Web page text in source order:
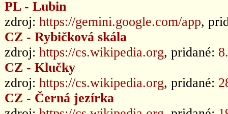
PL - Lubin
zdroj: https://gemini.google.com/app,
CZ - Rybičková skála
zdroj: https://cs.wikipedia.org, pridané:
CZ - Klučky
zdroj: https://cs.wikipedia.org, pridané:
CZ - Černá jezírka